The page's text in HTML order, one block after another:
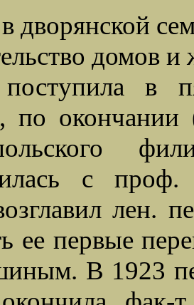
дворянской
домов
в
по
с
лен.
ее первые
В 1923